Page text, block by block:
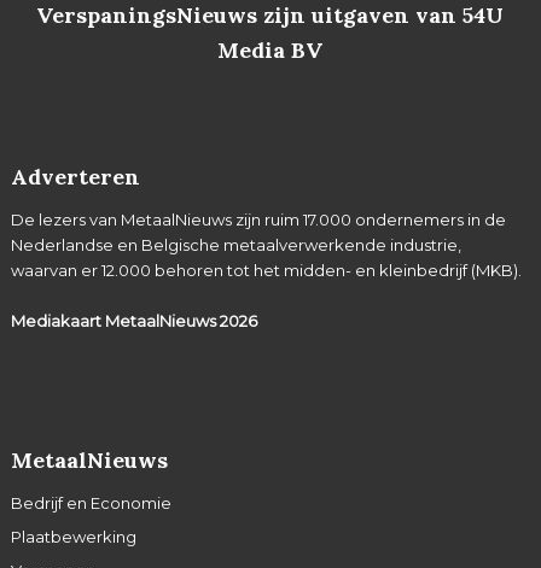
VerspaningsNieuws zijn uitgaven van 54U
Media BV
Adverteren
De lezers van MetaalNieuws zijn ruim 17.000 ondernemers in de
Nederlandse en Belgische metaalverwerkende industrie,
waarvan er 12.000 behoren tot het midden- en kleinbedrijf (MKB).
Mediakaart MetaalNieuws2026
MetaalNieuws
Bedrijf en Economie
Plaatbewerking